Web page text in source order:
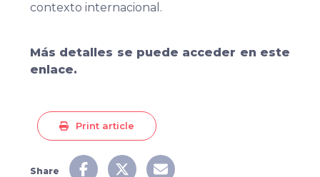
contexto internacional.
Más detalles se puede acceder en este
enlace.
Print article
Share